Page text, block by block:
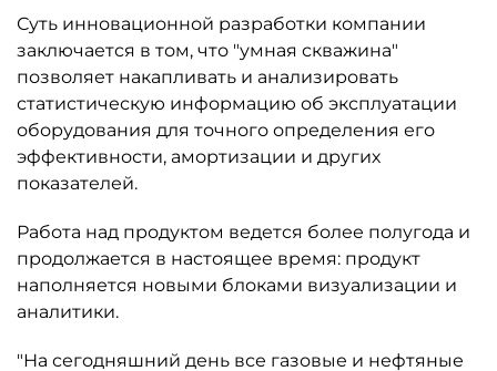
Суть инновационной разработки компании
заключается в том, что "умная скважина"
позволяет накапливать и анализировать
статистическую информацию об эксплуатации
оборудования для точного определения его
эффективности, амортизации и других
показателей.
Работа над продуктом ведется более полугода и
продолжается в настоящее время: продукт
наполняется новыми блоками визуализации и
аналитики.
"На сегодняшний день все газовые и нефтяные